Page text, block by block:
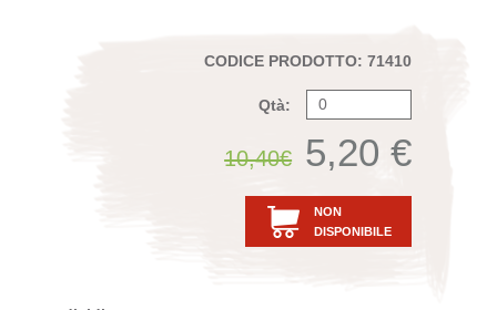
CODICE PRODOTTO: 71410
Qtà:
10,40€ 5,20 €
NON
DISPONIBILE